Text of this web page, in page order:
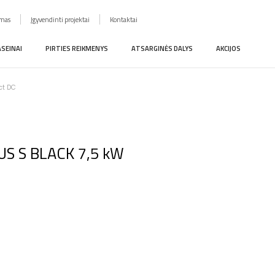
Įgyvendinti projektai Kontaktai
PIRTIES REIKMENYS ATSARGINĖS DALYS AKCIJOS
DC
S BLACK 7,5 kW